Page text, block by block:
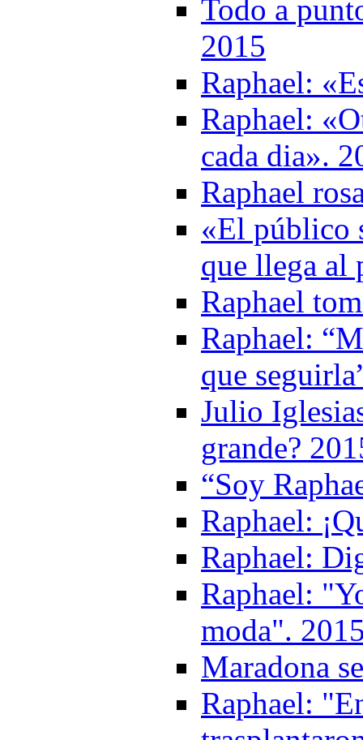
Todo a
2015
Raphael:
Raphael:
cada dia».
Raphael
«El público
que llega al
Raphael
Raphael:
que
Julio
grande?
“Soy
Raphael:
Raphael:
Raphael:
moda".
Maradona
Raphael: